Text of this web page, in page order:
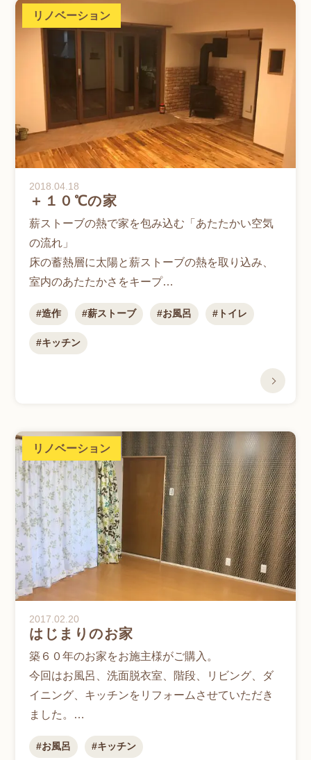
リノベーション
2018.04.18
＋１０℃の家
薪ストーブの熱で家を包み込む「あたたかい空気
の流れ」
床の蓄熱層に太陽と薪ストーブの熱を取り込み、
室内のあたたかさをキープ
祖父のこだわりを残しつつ、3世代が快適に暮らせ
る設計
造作 薪ストーブ お風呂 トイレ
キッチン
リノベーション
2017.02.20
はじまりのお家
築６０年のお家をお施主様がご購入。
今回はお風呂、洗面脱衣室、階段、リビング、ダ
イニング、キッチンをリフォームさせていただき
ました。
また、トイレドア、サッシの交換、玄関ドアの交
換、廊下の床補強も行いました。
お風呂 キッチン